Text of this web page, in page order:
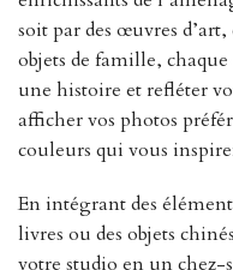
soit par des œuvres
objets de famille,
une histoire et refléter
afficher vos photos
couleurs qui vous
En intégrant des
livres ou des objets
votre studio en un chez-